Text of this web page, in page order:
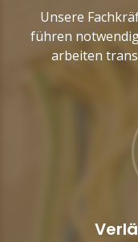
Unsere
führen
arbeiten